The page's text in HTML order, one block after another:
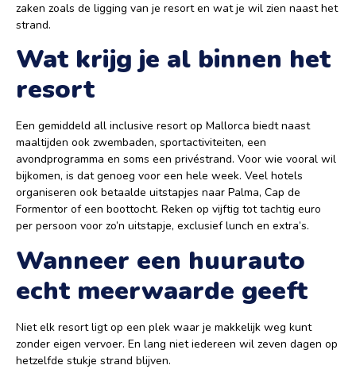
zaken zoals de ligging van je resort en wat je wil zien naast het
strand.
Wat krijg je al binnen het
resort
Een gemiddeld all inclusive resort op Mallorca biedt naast
maaltijden ook zwembaden, sportactiviteiten, een
avondprogramma en soms een privéstrand. Voor wie vooral wil
bijkomen, is dat genoeg voor een hele week. Veel hotels
organiseren ook betaalde uitstapjes naar Palma, Cap de
Formentor of een boottocht. Reken op vijftig tot tachtig euro
per persoon voor zo’n uitstapje, exclusief lunch en extra’s.
Wanneer een huurauto
echt meerwaarde geeft
Niet elk resort ligt op een plek waar je makkelijk weg kunt
zonder eigen vervoer. En lang niet iedereen wil zeven dagen op
hetzelfde stukje strand blijven.